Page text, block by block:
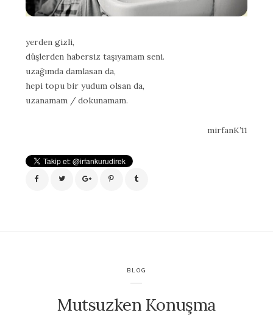
yerden gizli,
düşlerden habersiz taşıyamam seni.
uzağımda damlasan da,
hepi topu bir yudum olsan da,
uzanamam / dokunamam.
mirfanK’11
BLOG
Mutsuzken Konuşma